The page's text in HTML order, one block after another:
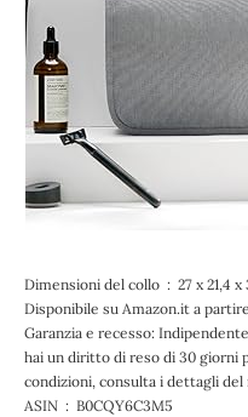
Dimensioni del
Garanzia e recesso:
hai un diritto di reso di 30 giorni
condizioni, consulta i dettagli del
ASIN ‏ : ‎ B0CQY6C3M5